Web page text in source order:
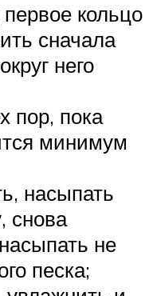
кольцо
сначала
него
пор, пока
минимум
насыпать
снова
не
песка;